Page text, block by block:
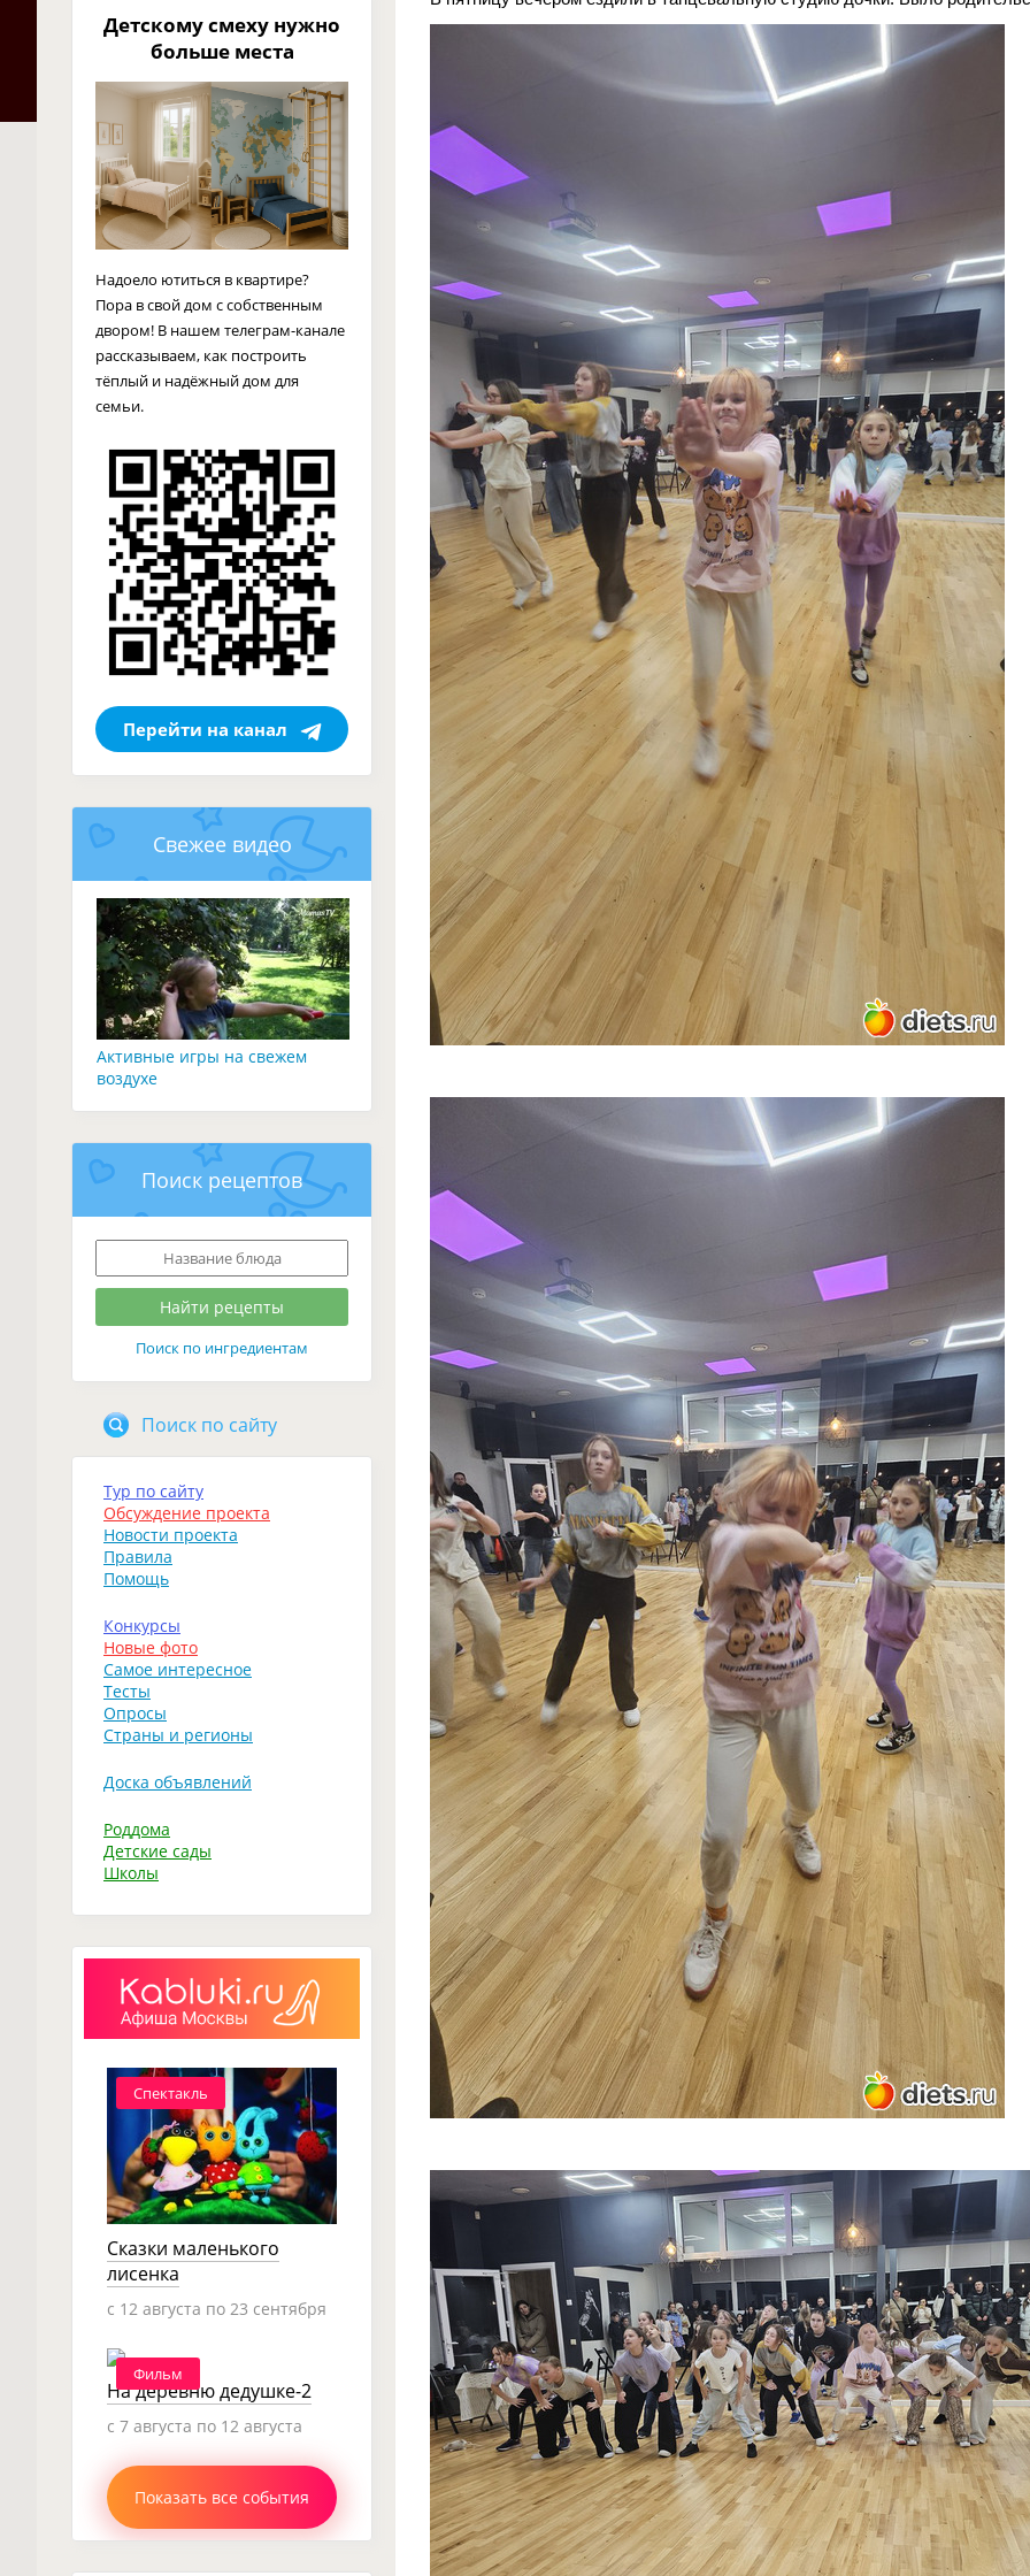
Детскому смеху нужно
больше места
Надоело ютиться в квартире?
Пора в свой дом с собственным
двором! В нашем телеграм-канале
рассказываем, как построить
тёплый и надёжный дом для
семьи.
Перейти на канал
Свежее видео
Активные игры на свежем
воздухе
Поиск рецептов
Поиск по ингредиентам
Поиск по сайту
Тур по сайту
Обсуждение проекта
Новости проекта
Правила
Помощь
Конкурсы
Новые фото
Самое интересное
Тесты
Опросы
Страны и регионы
Доска объявлений
Роддома
Детские сады
Школы
Спектакль
Сказки маленького
лисенка
c 12 августа по 23 сентября
Фильм
На деревню дедушке-2
c 7 августа по 12 августа
Показать все события